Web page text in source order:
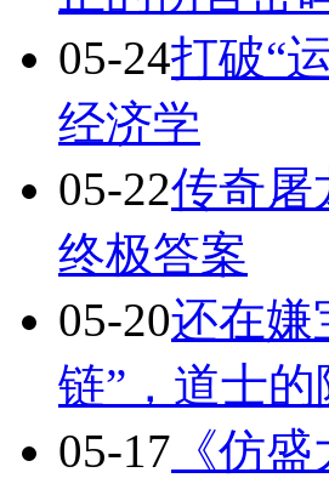
05-24打破“
经济学
05-22传奇屠
终极答案
05-20还在嫌
链”，道士
05-17 《仿